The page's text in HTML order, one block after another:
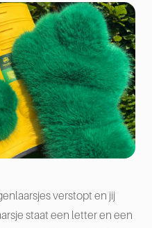
verstopt en jij
staat een letter en een